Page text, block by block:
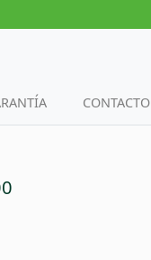
CONTACTO